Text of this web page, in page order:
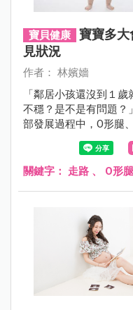
寶貝健康
寶寶多大
見狀況
作者： 林嬪嬙
「鄰居小孩還沒到１
不穩？是不是有問題？
部發展過程中，O形腿
不會造成影響？需要做
關鍵字： 走路 、 O形腿